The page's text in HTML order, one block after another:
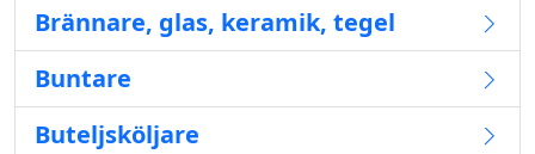
Brännare, glas, keramik, tegel
Buntare
Buteljsköljare